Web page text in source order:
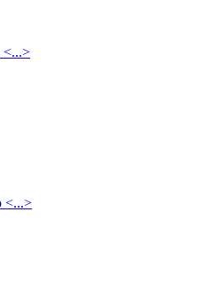
<...>
<...>